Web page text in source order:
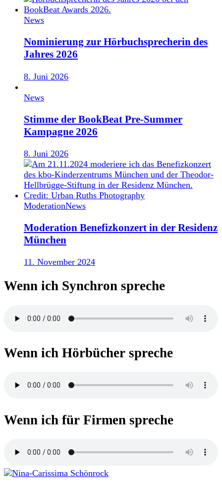
News
Nominierung zur Hörbuchsprecherin des
Jahres 2026
8. Juni 2026
News
Stimme der BookBeat Pre-Summer
Kampagne 2026
8. Juni 2026
ModerationNews
Moderation Benefizkonzert in der Residenz
München
11. November 2024
Wenn ich Synchron spreche
Wenn ich Hörbücher spreche
Wenn ich für Firmen spreche